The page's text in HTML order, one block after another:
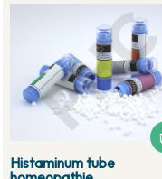
Histaminum tube